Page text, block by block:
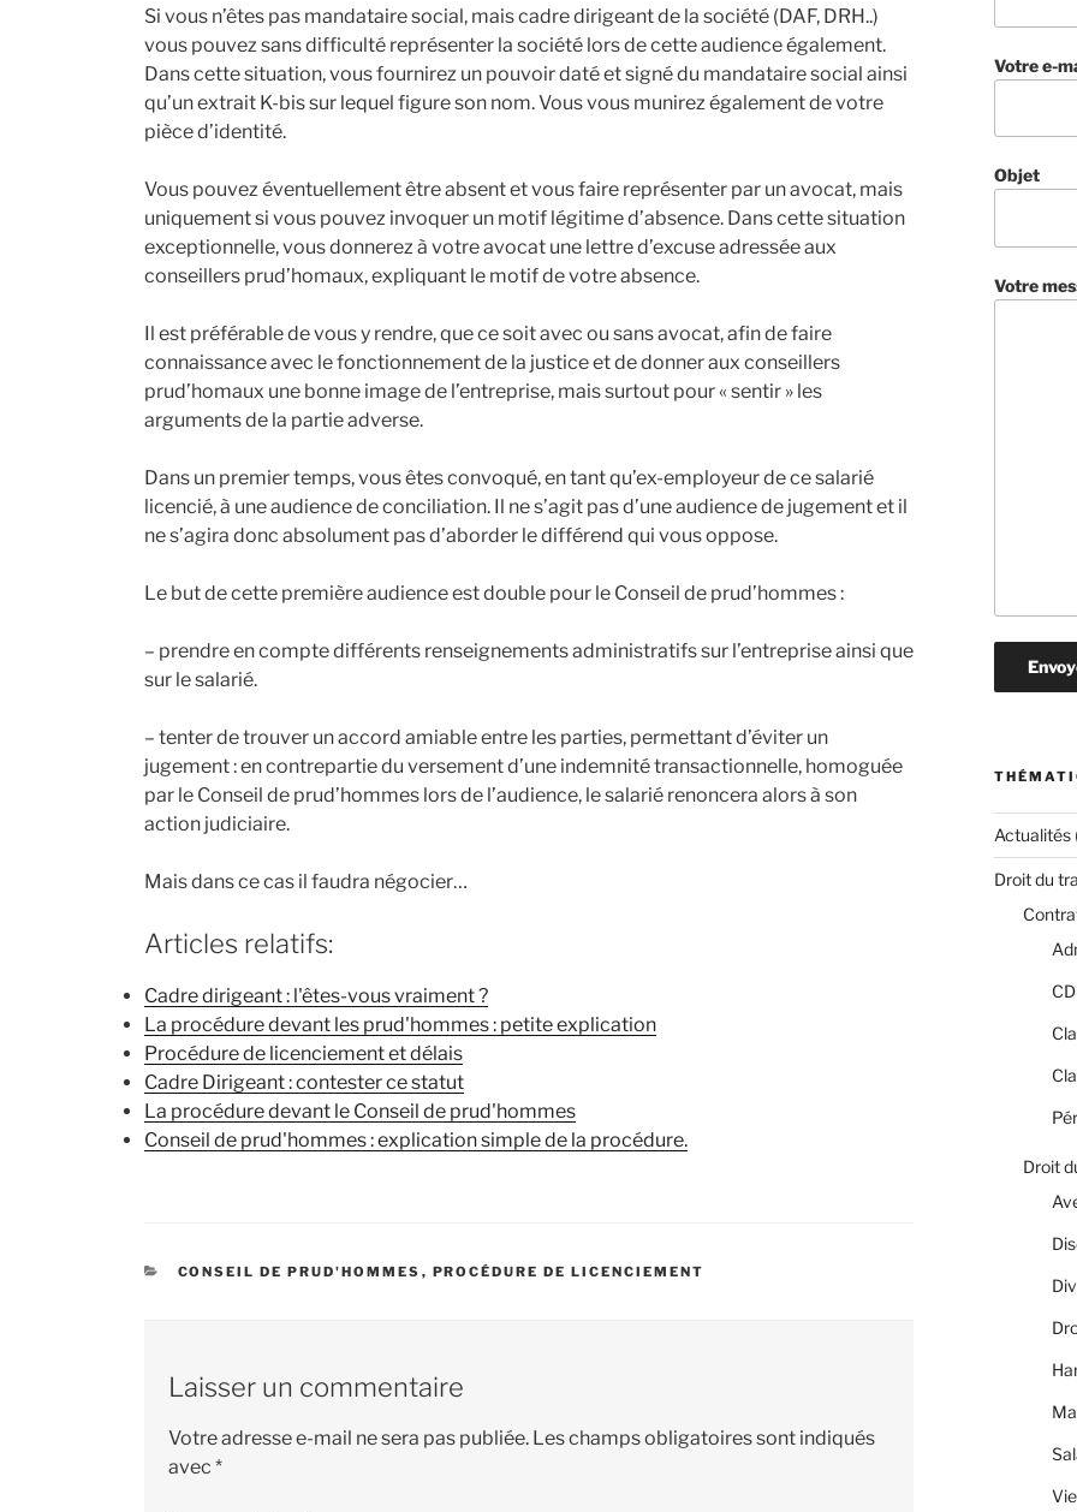
Si vous n’êtes pas mandataire social, mais cadre dirigeant de la société (DAF, DRH..)
vous pouvez sans difficulté représenter la société lors de cette audience également.
Dans cette situation, vous fournirez un pouvoir daté et signé du mandataire social ainsi
qu’un extrait K-bis sur lequel figure son nom. Vous vous munirez également de votre
pièce d’identité.
Vous pouvez éventuellement être absent et vous faire représenter par un avocat, mais
uniquement si vous pouvez invoquer un motif légitime d’absence. Dans cette situation
exceptionnelle, vous donnerez à votre avocat une lettre d’excuse adressée aux
conseillers prud’homaux, expliquant le motif de votre absence.
Il est préférable de vous y rendre, que ce soit avec ou sans avocat, afin de faire
connaissance avec le fonctionnement de la justice et de donner aux conseillers
prud’homaux une bonne image de l’entreprise, mais surtout pour « sentir » les
arguments de la partie adverse.
Dans un premier temps, vous êtes convoqué, en tant qu’ex-employeur de ce salarié
licencié, à une audience de conciliation. Il ne s’agit pas d’une audience de jugement et il
ne s’agira donc absolument pas d’aborder le différend qui vous oppose.
Le but de cette première audience est double pour le Conseil de prud’hommes :
– prendre en compte différents renseignements administratifs sur l’entreprise ainsi que
sur le salarié.
– tenter de trouver un accord amiable entre les parties, permettant d’éviter un
jugement : en contrepartie du versement d’une indemnité transactionnelle, homoguée
par le Conseil de prud’hommes lors de l’audience, le salarié renoncera alors à son
action judiciaire.
Mais dans ce cas il faudra négocier…
Articles relatifs:
Cadre dirigeant : l'êtes-vous vraiment ?
La procédure devant les prud'hommes : petite explication
Procédure de licenciement et délais
Cadre Dirigeant : contester ce statut
La procédure devant le Conseil de prud'hommes
Conseil de prud'hommes : explication simple de la procédure.
CATÉGORIES
CONSEIL DE PRUD'HOMMES , PROCÉDURE DE LICENCIEMENT
Laisser un commentaire
Votre adresse e-mail ne sera pas publiée. Les champs obligatoires sont indiqués
avec *
Votre e-
Objet
Votre
Actualités
Droit du
Droit